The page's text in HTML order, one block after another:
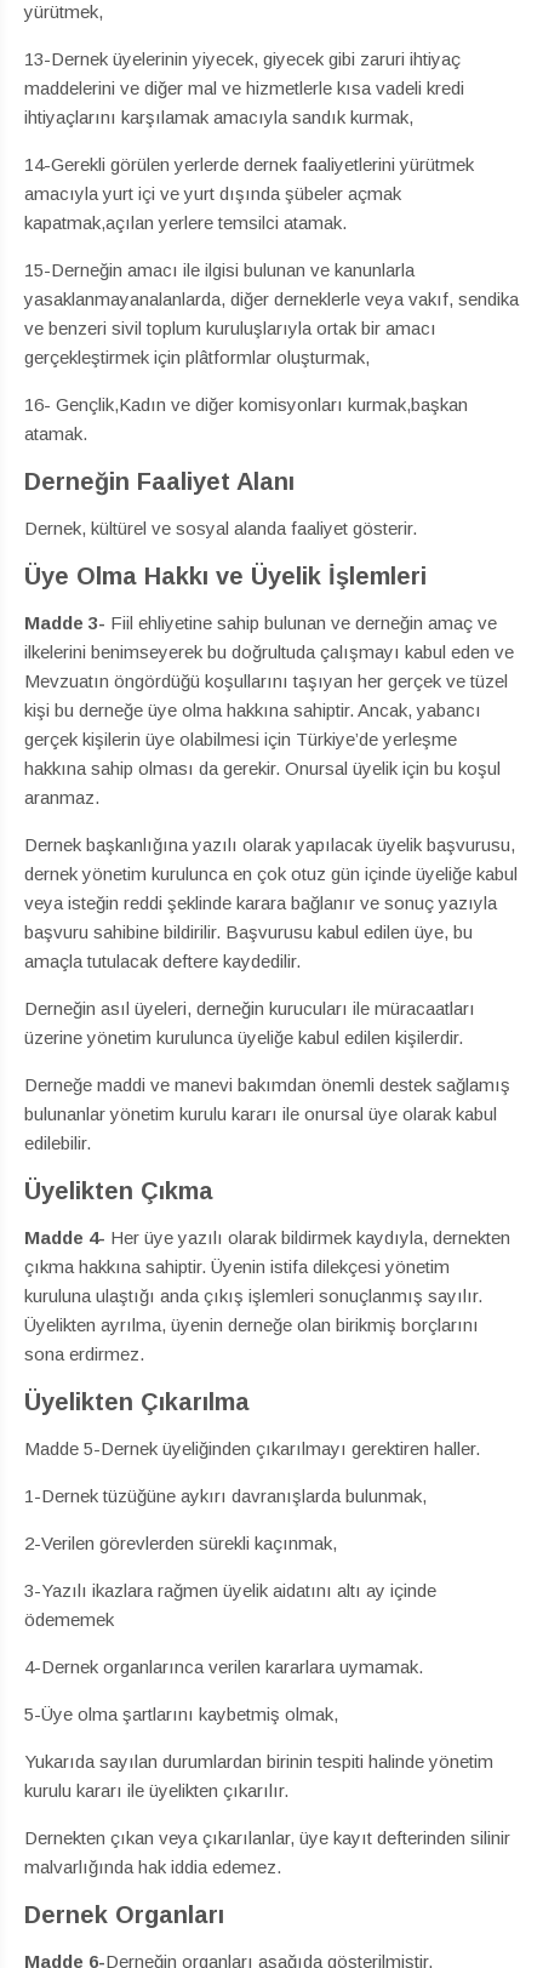
yürütmek,
13-Dernek üyelerinin yiyecek, giyecek gibi zaruri ihtiyaç
maddelerini ve diğer mal ve hizmetlerle kısa vadeli kredi
ihtiyaçlarını karşılamak amacıyla sandık kurmak,
14-Gerekli görülen yerlerde dernek faaliyetlerini yürütmek
amacıyla yurt içi ve yurt dışında şübeler açmak
kapatmak,açılan yerlere temsilci atamak.
15-Derneğin amacı ile ilgisi bulunan ve kanunlarla
yasaklanmayanalanlarda, diğer derneklerle veya vakıf, sendika
ve benzeri sivil toplum kuruluşlarıyla ortak bir amacı
gerçekleştirmek için plâtformlar oluşturmak,
16- Gençlik,Kadın ve diğer komisyonları kurmak,başkan
atamak.
Derneğin Faaliyet Alanı
Dernek, kültürel ve sosyal alanda faaliyet gösterir.
Üye Olma Hakkı ve Üyelik İşlemleri
Madde 3- Fiil ehliyetine sahip bulunan ve derneğin amaç ve
ilkelerini benimseyerek bu doğrultuda çalışmayı kabul eden ve
Mevzuatın öngördüğü koşullarını taşıyan her gerçek ve tüzel
kişi bu derneğe üye olma hakkına sahiptir. Ancak, yabancı
gerçek kişilerin üye olabilmesi için Türkiye’de yerleşme
hakkına sahip olması da gerekir. Onursal üyelik için bu koşul
aranmaz.
Dernek başkanlığına yazılı olarak yapılacak üyelik başvurusu,
dernek yönetim kurulunca en çok otuz gün içinde üyeliğe kabul
veya isteğin reddi şeklinde karara bağlanır ve sonuç yazıyla
başvuru sahibine bildirilir. Başvurusu kabul edilen üye, bu
amaçla tutulacak deftere kaydedilir.
Derneğin asıl üyeleri, derneğin kurucuları ile müracaatları
üzerine yönetim kurulunca üyeliğe kabul edilen kişilerdir.
Derneğe maddi ve manevi bakımdan önemli destek sağlamış
bulunanlar yönetim kurulu kararı ile onursal üye olarak kabul
edilebilir.
Üyelikten Çıkma
Madde 4- Her üye yazılı olarak bildirmek kaydıyla, dernekten
çıkma hakkına sahiptir. Üyenin istifa dilekçesi yönetim
kuruluna ulaştığı anda çıkış işlemleri sonuçlanmış sayılır.
Üyelikten ayrılma, üyenin derneğe olan birikmiş borçlarını
sona erdirmez.
Üyelikten Çıkarılma
Madde 5-Dernek üyeliğinden çıkarılmayı gerektiren haller.
1-Dernek tüzüğüne aykırı davranışlarda bulunmak,
2-Verilen görevlerden sürekli kaçınmak,
3-Yazılı ikazlara rağmen üyelik aidatını altı ay içinde
ödememek
4-Dernek organlarınca verilen kararlara uymamak.
5-Üye olma şartlarını kaybetmiş olmak,
Yukarıda sayılan durumlardan birinin tespiti halinde yönetim
kurulu kararı ile üyelikten çıkarılır.
Dernekten çıkan veya çıkarılanlar, üye kayıt defterinden silinir
malvarlığında hak iddia edemez.
Dernek Organları
Madde 6-Derneğin organları aşağıda gösterilmiştir.